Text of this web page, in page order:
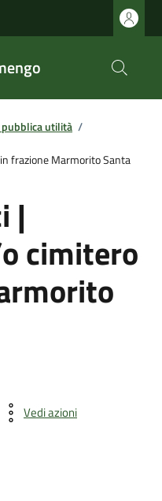
pubblica utilità /
frazione Marmorito Santa
|
cimitero
Vedi azioni